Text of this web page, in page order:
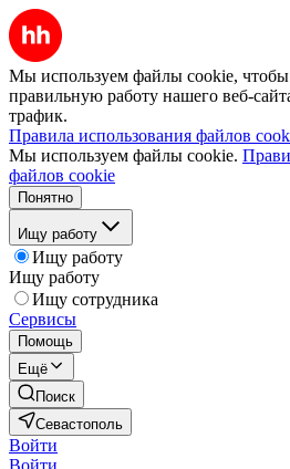
Мы используем файлы cookie, чтобы
правильную работу нашего веб-
трафик.
Правила использования файлов
Мы используем файлы cookie.
файлов cookie
Понятно
Ищу работу
Ищу работу
Ищу работу
Ищу сотрудника
Сервисы
Помощь
Ещё
Поиск
Севастополь
Войти
Войти